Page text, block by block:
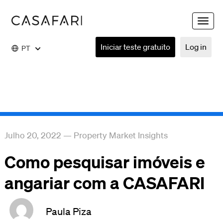
Toggle
PT Log in
Iniciar teste gratuito
Julho 20, 2022 — Property Market Insights
Como pesquisar imóveis e
angariar com a CASAFARI
Paula Piza